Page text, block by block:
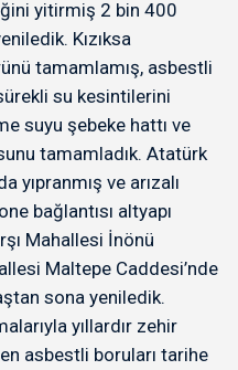
yitirmiş 2 bin 400
Kızıksa
tamamlamış, asbestli
su kesintilerini
suyu şebeke hattı ve
tamamladık. Atatürk
yıpranmış ve arızalı
bağlantısı altyapı
Mahallesi İnönü
Maltepe Caddesi’nde
sona yeniledik.
yıllardır zehir
asbestli boruları tarihe